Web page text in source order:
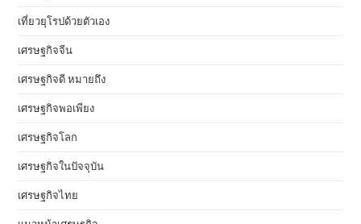
เที่ยวยุโรปด้วยตัวเอง
เศรษฐกิจจีน
เศรษฐกิจดี หมายถึง
เศรษฐกิจพอเพียง
เศรษฐกิจโลก
เศรษฐกิจในปัจจุบัน
เศรษฐกิจไทย